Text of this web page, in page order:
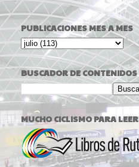
PUBLICACIONES MES A MES
BUSCADOR DE CONTENIDOS
MUCHO CICLISMO PARA LEER